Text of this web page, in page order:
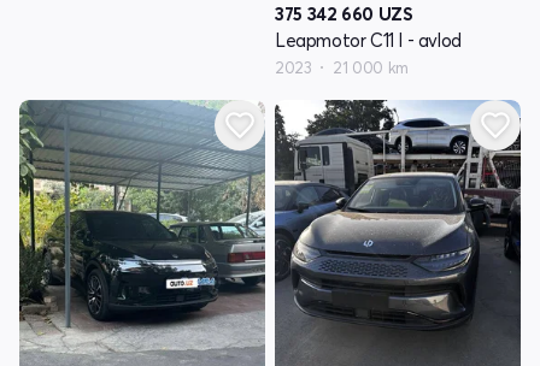
375 342 660 UZS
Leapmotor C11 I - avlod
2023 21 000 km